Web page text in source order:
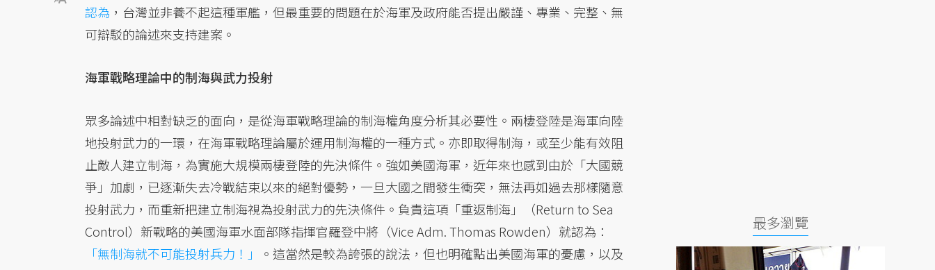
認為 ，台灣並非養不起這種軍艦，但最重要的問題在於海軍及政府能否提出嚴謹、專業、完整、無
可辯駁的論述來支持建案。
海軍戰略理論中的制海與武力投射
眾多論述中相對缺乏的面向，是從海軍戰略理論的制海權角度分析其必要性。兩棲登陸是海軍向陸
地投射武力的一環，在海軍戰略理論屬於運用制海權的一種方式。亦即取得制海，或至少能有效阻
止敵人建立制海，為實施大規模兩棲登陸的先決條件。強如美國海軍，近年來也感到由於「大國競
爭」加劇，已逐漸失去冷戰結束以來的絕對優勢，一旦大國之間發生衝突，無法再如過去那樣隨意
投射武力，而重新把建立制海視為投射武力的先決條件。負責這項「重返制海」（Return to Sea
Control）新戰略的美國海軍水面部隊指揮官羅登中將（Vice Adm. Thomas Rowden）就認為：
「無制海就不可能投射兵力！」
。這當然是較為誇張的說法，但也明確點出美國海軍的憂慮，以及
最多瀏覽